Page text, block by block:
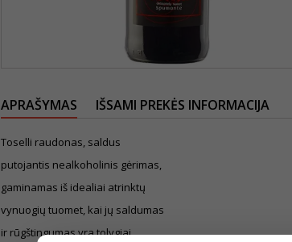
APRAŠYMAS IŠSAMI PREKĖS INFORMACIJA
Toselli raudonas, saldus
putojantis nealkoholinis gėrimas,
gaminamas iš idealiai atrinktų
vynuogių tuomet, kai jų saldumas
ir rūgštingumas yra tolygiai